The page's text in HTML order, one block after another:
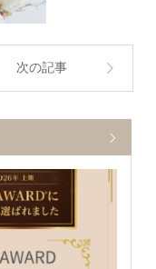
次の記事